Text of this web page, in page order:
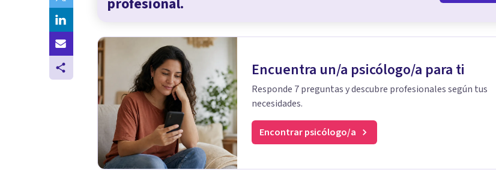
Encuentra un/a psicólogo/a para ti
Responde 7 preguntas y descubre profesionales según tus
necesidades.
Encontrar psicólogo/a